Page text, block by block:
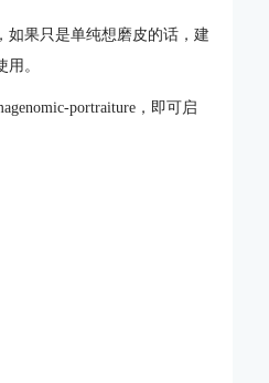
如果只是单纯想磨皮的话，建
。
portraiture，即可启